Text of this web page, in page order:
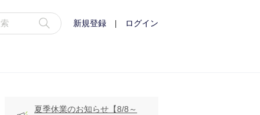
新規登録 | ログイン
夏季休業のお知らせ【8/8～